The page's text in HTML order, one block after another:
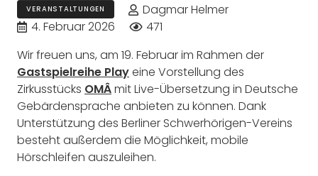
VERANSTALTUNGEN
Dagmar Helmer
4. Februar 2026
471
Wir freuen uns, am 19. Februar im Rahmen der
Gastspielreihe Playeine Vorstellung des
Zirkusstücks OMÂmit Live-Übersetzung in Deutsche
Gebärdensprache anbieten zu können. Dank
Unterstützung des Berliner Schwerhörigen-Vereins
besteht außerdem die Möglichkeit, mobile
Hörschleifen auszuleihen.